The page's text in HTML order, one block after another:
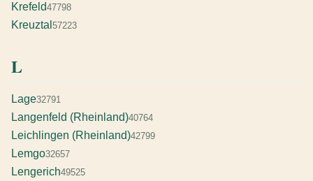
Krefeld47798
Kreuztal 57223
L
Lage32791
Langenfeld (Rheinland)40764
Leichlingen (Rheinland)42799
Lemgo32657
Lengerich49525